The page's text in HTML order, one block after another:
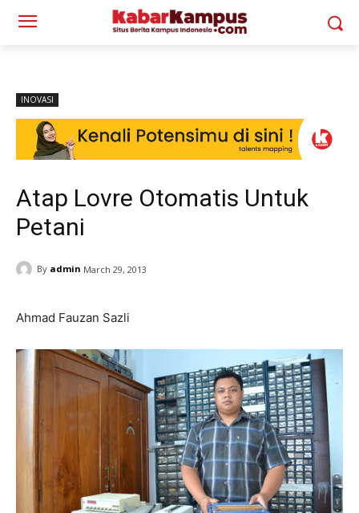
INOVASI
Atap Lovre Otomatis Untuk
Petani
By admin March 29, 2013
Ahmad Fauzan Sazli